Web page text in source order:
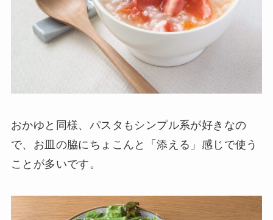
おかゆと同様、パスタもシンプル系が好きなの
で、お皿の脇にちょこんと「添える」感じで使う
ことが多いです。